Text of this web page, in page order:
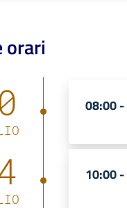
orari
08:00 -
10:00 -